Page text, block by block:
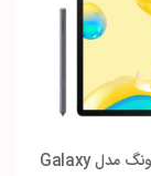
تبلت سامسونگ مدل Galaxy